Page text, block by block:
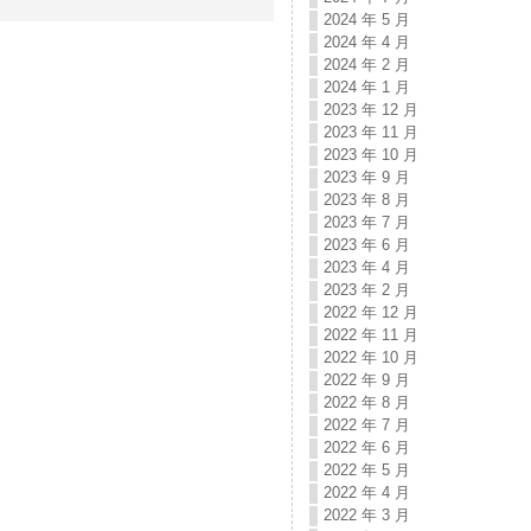
2024 年 5 月
2024 年 4 月
2024 年 2 月
2024 年 1 月
2023 年 12 月
2023 年 11 月
2023 年 10 月
2023 年 9 月
2023 年 8 月
2023 年 7 月
2023 年 6 月
2023 年 4 月
2023 年 2 月
2022 年 12 月
2022 年 11 月
2022 年 10 月
2022 年 9 月
2022 年 8 月
2022 年 7 月
2022 年 6 月
2022 年 5 月
2022 年 4 月
2022 年 3 月